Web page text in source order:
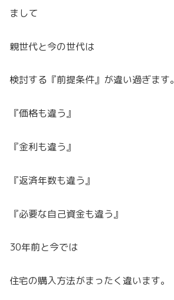
まして
親世代と今の世代は
検討する『前提条件』が違い過ぎます。
『価格も違う』
『金利も違う』
『返済年数も違う』
『必要な自己資金も違う』
30年前と今では
住宅の購入方法がまったく違います。